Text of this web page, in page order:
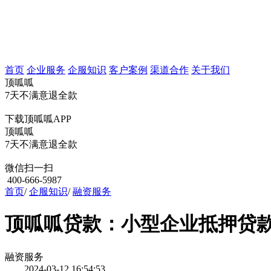
首页 企业服务 企服知识 客户案例 渠道合作 关于我们
顶呱呱
7天不满意退全款
下载顶呱呱APP
顶呱呱
7天不满意退全款
微信扫一扫
400-666-5987
首页/企服知识/融资服务
顶呱呱贷款：小型企业抵押贷
融资服务
2024-03-12 16:54:53